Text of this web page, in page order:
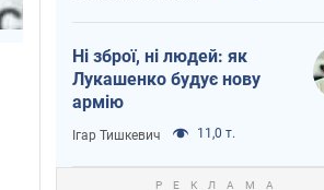
Ні зброї, ні людей: як
Лукашенко будує нову
армію
Ігар Тишкевич 11,0 т.